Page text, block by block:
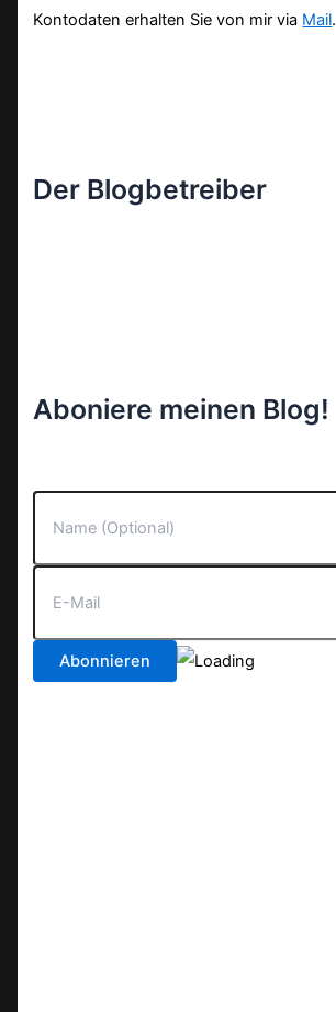
Kontodaten erhalten Sie von mir via Mail.
Der Blogbetreiber
Aboniere meinen Blog!